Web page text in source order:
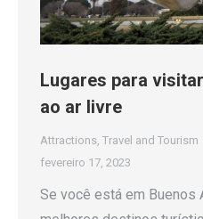
Lugares para
ao ar livre
Attractions Travel and Tourism
fevereiro 17, 2023
Se você está em Buenos